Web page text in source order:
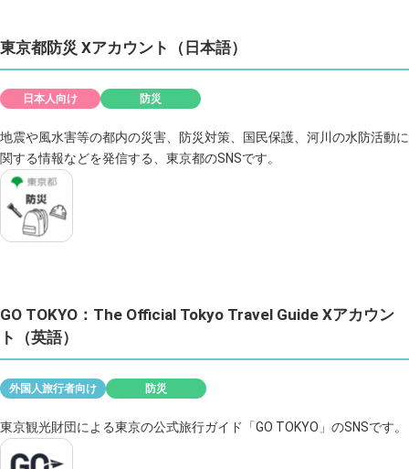
東京都防災 Xアカウント（日本語）
日本人向け 防災
地震や風水害等の都内の災害、防災対策、国民保護、河川の水防活動に
関する情報などを発信する、東京都のSNSです。
GO TOKYO：The Official Tokyo Travel Guide Xアカウン
ト（英語）
外国人旅行者向け 防災
東京観光財団による東京の公式旅行ガイド「GO TOKYO」のSNSです。